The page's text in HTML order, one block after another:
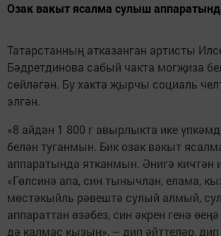
Озак вакыт ясалма сулыш
Татарстанның атказанган артисты
Бәдретдинова сабый чакта могҗиза
сөйләгән. Бу хакта җырчы социаль
элгән.
«8 айдан 1 800 г авырлыкта ике
белән туганмын. Бик озак вакыт
аппаратында ятканмын. Әнигә кичтән
«Гөлсинә апа, син тынычлан, елама,
мөстәкыйль рәвештә сулый алмый,
аппараттан өзәбез, син әкрен генә
дә калмас кызың», – дип әйттеләр, дип